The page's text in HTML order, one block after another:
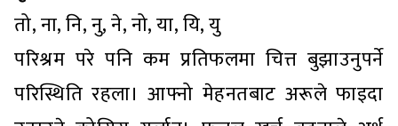
तो, ना, नि, नु, ने, नो, या, यि, यु
परिश्रम परे पनि कम प्रतिफलमा चित्त बुझाउनुपर्ने
परिस्थिति रहला। आफ्नो मेहनतबाट अरूले फाइदा